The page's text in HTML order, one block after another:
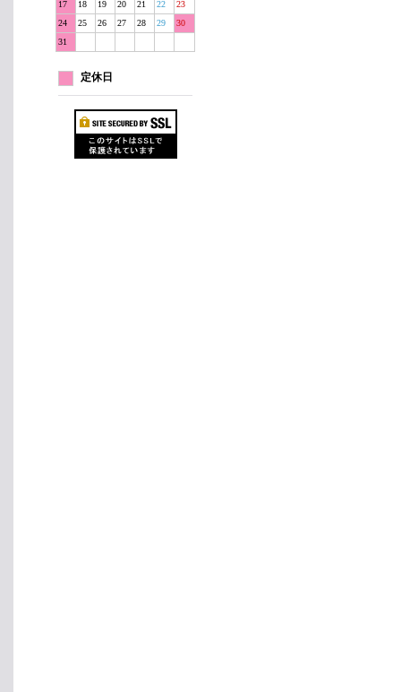
17 18 19 20 21 22
23
24
25 26 27 28 29
30
31
定休日